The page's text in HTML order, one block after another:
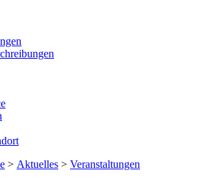
> Aktuelles > Veranstaltungen